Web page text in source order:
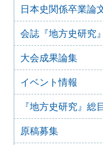
20日）
2025年6月5日
2024年度第6回研究例
2025年5月12日
2024年度第5回研究例
2025年2月27日
2025年1月21日
2024年度第3回研究
23日）
日本史関係卒業論
会誌『地方史研究』
大会成果論集
イベント情報
『地方史研究』総
原稿募集